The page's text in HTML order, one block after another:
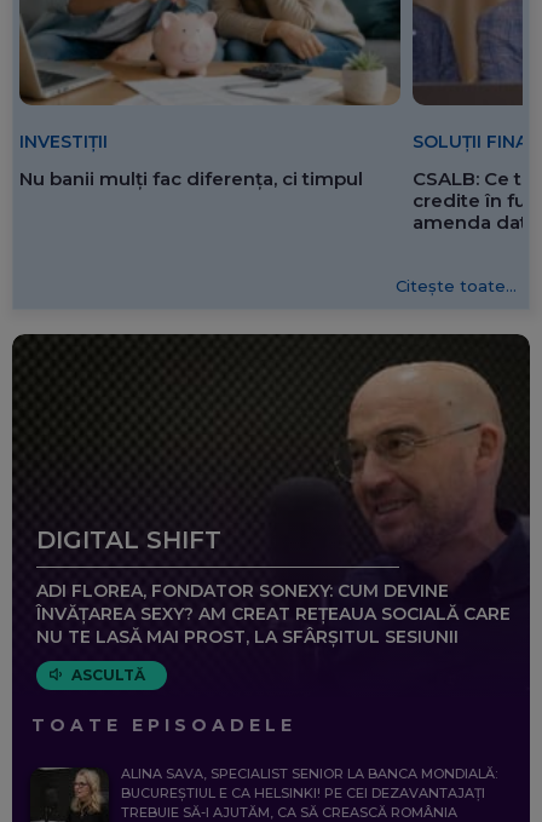
INVESTIȚII
Nu banii mulți fac diferența, ci timpul
SOLUȚII
CSALB: Ce
credite în
amenda
Citește toate...
DIGITAL SHIFT
ADI FLOREA, FONDATOR SONEXY: CUM DEVINE
ÎNVĂȚAREA SEXY? AM CREAT REȚEAUA SOCIALĂ CARE
NU TE LASĂ MAI PROST, LA SFÂRȘITUL SESIUNII
ASCULTĂ
TOATE EPISOADELE
ALINA SAVA, SPECIALIST SENIOR LA BANCA MONDIALĂ:
BUCUREȘTIUL E CA HELSINKI! PE CEI DEZAVANTAJAȚI
TREBUIE SĂ-I AJUTĂM, CA SĂ CREASCĂ ROMÂNIA